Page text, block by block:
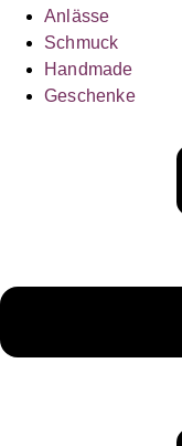
Anlässe
Schmuck
Handmade
Geschenke